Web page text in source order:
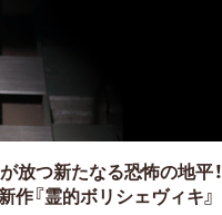
放つ新たなる恐怖の地平！
作『霊的ボリシェヴィキ』